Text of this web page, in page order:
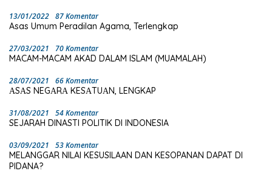
13/01/2022 87 Komentar
Asas Umum Peradilan Agama, Terlengkap
27/03/2021 70 Komentar
MACAM-MACAM AKAD DALAM ISLAM (MUAMALAH)
28/07/2021 66 Komentar
ΑSΑS NEGΑRΑ KESΑTUΑN, LENGKAP
31/08/2021 54 Komentar
SEJARAH DINASTI POLITIK DI INDONESIA
03/09/2021 53 Komentar
MELANGGAR NILAI KESUSILAAN DAN KESOPANAN DAPAT DI
PIDANA?